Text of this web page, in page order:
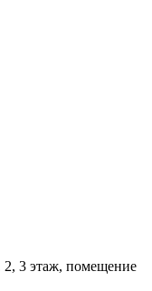
2, 3 этаж, помещение